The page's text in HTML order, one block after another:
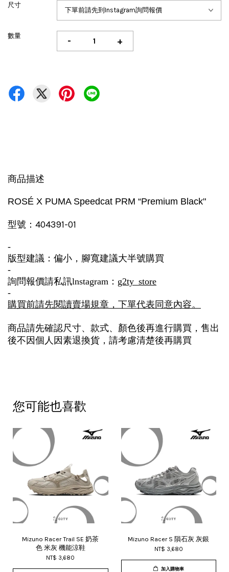
尺寸
數量 - +
商品描述
ROSÉ X PUMA Speedcat PRM “Premium Black"
型號： 404391-01
-
版型建議：偏小，腳寬建議大半號購買
-
詢問報價請私訊lnstagram： g2ty_store
-
購買前請先閱讀賣場規章，下單代表同意內容。
商品請先確認尺寸、款式、顏色後再進行購買，售出
後不因個人因素退換貨，請考慮清楚後再購買
您可能也喜歡
Mizuno Racer Trail SE 奶茶
色 米灰 機能涼鞋
NT$ 3,680
Mizuno Racer S 隕石灰 灰銀
NT$ 3,680
加入購物車